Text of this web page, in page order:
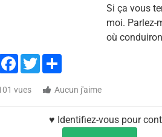
Si ça vous
moi. Parlez-
où
Facebook
TwitterShare
vues Aucun j'aime
♥ Identifiez-vous pour